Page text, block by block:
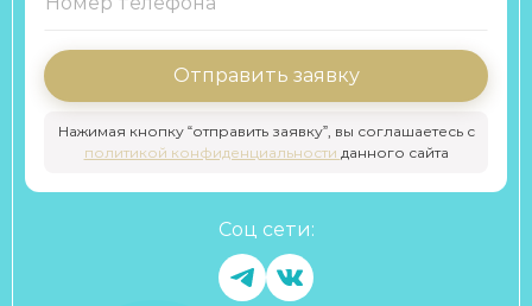
Отправить заявку
Нажимая кнопку “отправить заявку”, вы соглашаетесь с
политикой конфиденциальности данного сайта
Соц сети: